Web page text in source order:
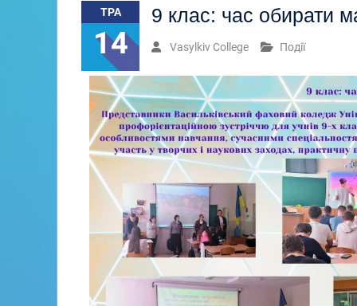
ТРА
14
9 клас: час обирати
Vasylkiv College Події